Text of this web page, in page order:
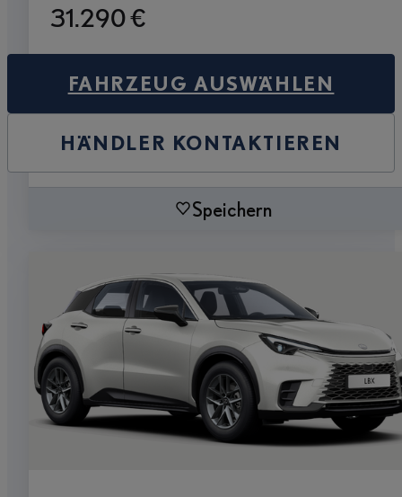
31.290 €
FAHRZEUG AUSWÄHLEN
HÄNDLER KONTAKTIEREN
Speichern